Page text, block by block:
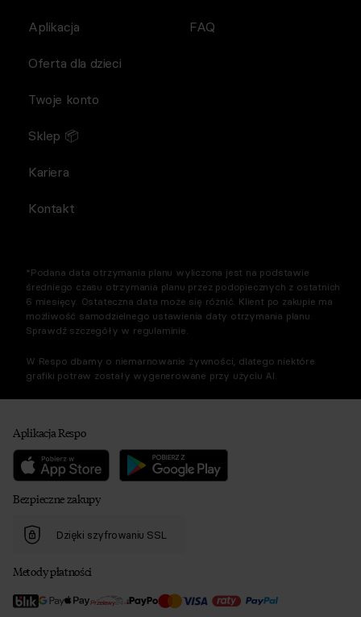
Aplikacja FAQ
Oferta dla dzieci
Twoje konto
Sklep 📦
Kariera
Kontakt
*Podana data otrzymania planu wyliczona jest na podstawie
średniego czasu otrzymania planu przez podopiecznych z ostatnich
6 miesięcy. Ostateczna data może się różnić. Klient po zakupie ma
możliwość samodzielnego ustawienia daty otrzymania planu.
Sprawdź szczegóły w regulaminie.
W Respo dbamy o niemarnowanie żywności, dlatego niektóre
grafiki potraw zostały wygenerowane przy użyciu AI.
Aplikacja Respo
Bezpieczne zakupy
Dzięki szyfrowaniu SSL
Metody płatności